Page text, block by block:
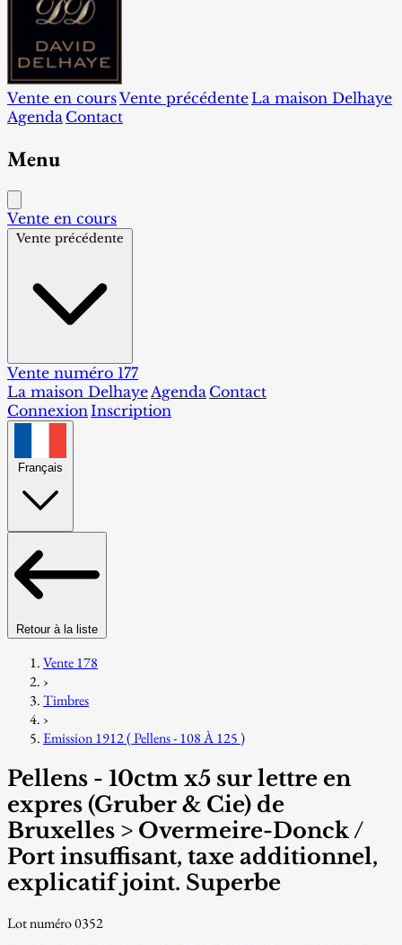
Vente en coursVente précédente La maison Delhaye
Agenda Contact
Menu
Vente en cours
Vente précédente
Vente numéro 177
La maison DelhayeAgenda Contact
ConnexionInscription
Français
Retour à la liste
Vente 178
›
Timbres
›
Emission 1912 ( Pellens - 108 À 125 )
Pellens - 10ctm x5 sur lettre en
expres (Gruber & Cie) de
Bruxelles > Overmeire-Donck /
Port insuffisant, taxe additionnel,
explicatif joint. Superbe
Lot numéro 0352